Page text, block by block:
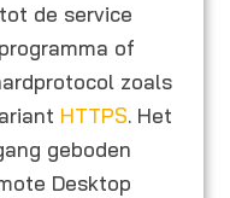
de service
of
zoals
HTTPS. Het
geboden
Desktop